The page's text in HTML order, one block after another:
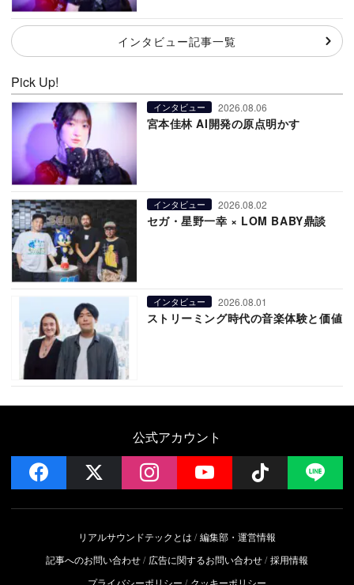
インタビュー記事一覧
Pick Up!
インタビュー 2026.08.06
宮本佳林 AI開発の原点明かす
インタビュー 2026.08.02
セガ・星野一幸 × LOM BABY鼎談
インタビュー 2026.08.01
ストリーミング時代の音楽体験と価値
公式アカウント
facebook instagramYouTube Follow
リアルサウンドテックとは
編集部・運営情報
記事へのお問い合わせ
広告に関するお問い合わせ 採用情報
プライバシーポリシー
クッキーポリシー